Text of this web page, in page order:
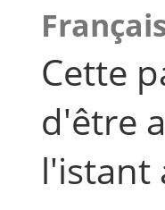
Cette
d'être
l'istant